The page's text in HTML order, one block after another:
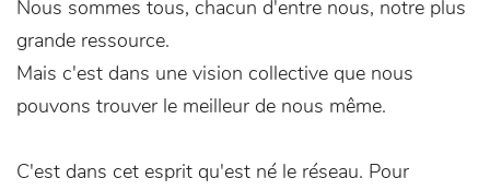
Nous sommes tous, chacun d'entre nous, notre plus
grande ressource.
Mais c'est dans une vision collective que nous
pouvons trouver le meilleur de nous même.
C'est dans cet esprit qu'est né le réseau. Pour